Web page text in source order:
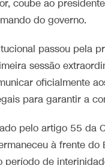
coube ao
do governo.
passou pela
sessão
oficialmente
para garantir a
pelo artigo 55 da
à frente
período de